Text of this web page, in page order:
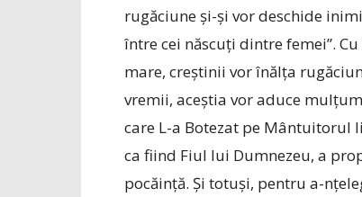
rugăciune și-și vor deschide
între cei născuți dintre femei”.
mare, creștinii vor înălța
vremii, aceștia vor aduce
care L-a Botezat pe Mântuitorul
ca fiind Fiul lui Dumnezeu, a
pocăință. Și totuși, pentru a-